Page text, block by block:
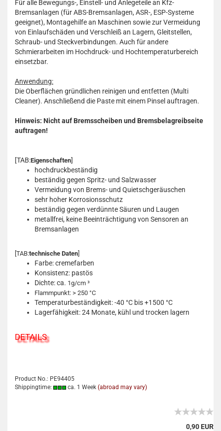
Für alle Bewegungs-, Einstell- und Anlegeteile an Kfz-
Bremsanlagen (für ABS-Bremsanlagen, ASR-, ESP-Systeme
geeignet), Montagehilfe an Maschinen sowie zur Vermeidung
von Einlaufschäden und Verschleiß an Lagern, Gleitstellen,
Schraub- und Steckverbindungen. Auch für andere
Schmierarbeiten im Hochdruck- und Hochtemperaturbereich
einsetzbar.
Anwendung:
Die Oberflächen gründlichen reinigen und entfetten (Multi
Cleaner). Anschließend die Paste mit einem Pinsel auftragen.
Hinweis: Nicht auf Bremsscheiben und Bremsbelagreibseite
auftragen!
[TAB:Eigenschaften]
hochdruckbeständig
beständig gegen Spritz- und Salzwasser
Vermeidung von Brems- und Quietschgeräuschen
sehr hoher Korrosionsschutz
beständig gegen verdünnte Säuren und Laugen
metallfrei, keine Beeinträchtigung von Sensoren an
Bremsanlagen
[TAB:technische Daten
Farbe: cremefarben
Konsistenz: pastös
Dichte: ca. 1g/cm ³
Flammpunkt: > 250 °C
Temperaturbeständigkeit: -40 °C bis +1500 °C
Lagerfähigkeit: 24 Monate, kühl und trocken lagern
DETAILS
Product No.: PE94405
Shippingtime:
ca. 1 Week (abroad may vary)
0,90 EUR